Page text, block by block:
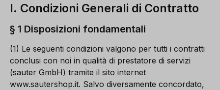
I. Condizioni Generali di Contratto
§ 1 Disposizioni fondamentali
(1) Le seguenti condizioni valgono per tutti i contratti
conclusi con noi in qualità di prestatore di servizi
(sauter GmbH) tramite il sito internet
www.sautershop.it. Salvo diversamente concordato,